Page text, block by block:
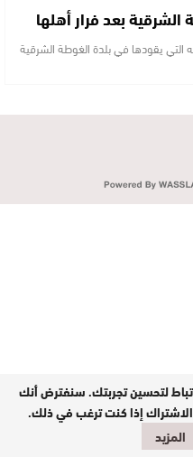
بعد فرار أهلها
التي يقودها في بلدة الغوطة الشرقية
لتحسين تجربتك. سنفترض أنك
إذا كنت ترغب في ذلك.
المزيد